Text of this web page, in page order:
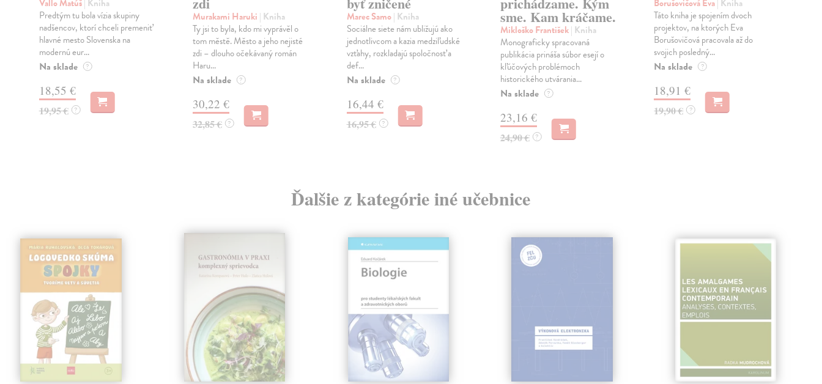
Vallo Matúš| Kniha
Predtým tu bola vízia skupiny
nadšencov, ktorí chceli premeniť
hlavné mesto Slovenska na
modernú eur...
Na sklade ?
18,55 €
19,95 € ?
Murakami Haruki | Kniha
Ty jsi to byla, kdo mi vyprávěl o
tom městě. Město a jeho nejisté
zdi – dlouho očekávaný román
Haru...
Na sklade ?
30,22 €
32,85 € ?
Marec Samo| Kniha
Sociálne siete nám ubližujú ako
jednotlivcom a kazia medziľudské
vzťahy, rozkladajú spoločnosť a
def...
Na sklade ?
16,44 €
16,95 € ?
sme. Kam kráčame.
Mikloško František| Kniha
Monograficky spracovaná
publikácia prináša súbor esejí o
kľúčových problémoch
historického utvárania...
Na sklade ?
23,16 €
24,90 € ?
Borušovičová Eva| Kniha
Táto kniha je spojením dvoch
projektov, na ktorých Eva
Borušovičová pracovala až do
svojich posledný...
Na sklade ?
18,91 €
19,90 € ?
Ďalšie z kategórie iné učebnice